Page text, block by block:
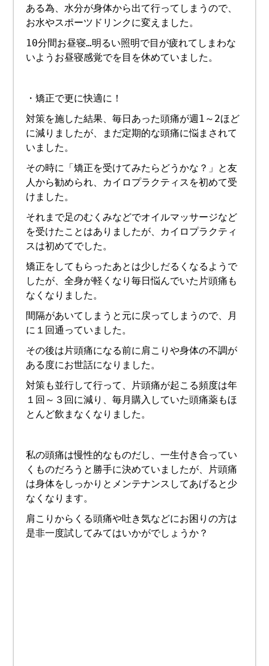
ある為、水分が身体から出て行ってしまうので、
お水やスポーツドリンクに変えました。
10分間お昼寝…明るい照明で目が疲れてしまわな
いようお昼寝感覚でを目を休めていました。
・矯正で更に快適に！
対策を施した結果、毎日あった頭痛が週1～2ほど
に減りましたが、まだ定期的な頭痛に悩まされて
いました。
その時に「矯正を受けてみたらどうかな？」と友
人から勧められ、カイロプラクティスを初めて受
けました。
それまで足のむくみなどでオイルマッサージなど
を受けたことはありましたが、カイロプラクティ
スは初めてでした。
矯正をしてもらったあとは少しだるくなるようで
したが、全身が軽くなり毎日悩んでいた片頭痛も
なくなりました。
間隔があいてしまうと元に戻ってしまうので、月
に１回通っていました。
その後は片頭痛になる前に肩こりや身体の不調が
ある度にお世話になりました。
対策も並行して行って、片頭痛が起こる頻度は年
１回～３回に減り、毎月購入していた頭痛薬もほ
とんど飲まなくなりました。
私の頭痛は慢性的なものだし、一生付き合ってい
くものだろうと勝手に決めていましたが、片頭痛
は身体をしっかりとメンテナンスしてあげると少
なくなります。
肩こりからくる頭痛や吐き気などにお困りの方は
是非一度試してみてはいかがでしょうか？